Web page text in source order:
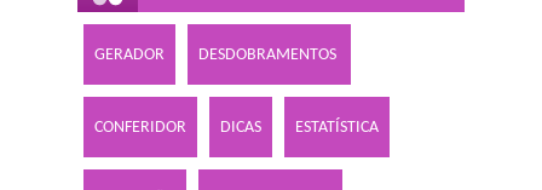
GERADOR DESDOBRAMENTOS
CONFERIDOR DICAS ESTATÍSTICA